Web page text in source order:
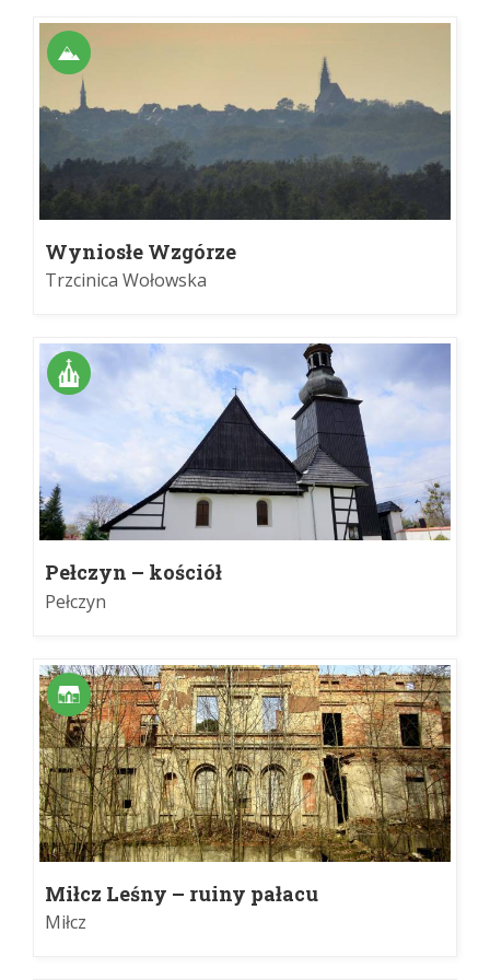
Wyniosłe Wzgórze
Trzcinica Wołowska
Pełczyn – kościół
Pełczyn
Miłcz Leśny – ruiny pałacu
Miłcz